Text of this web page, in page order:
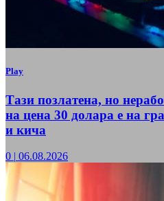
Play
Тази позлатена, но
на цена 30 долара е на
и кича
0 | 06.08.2026